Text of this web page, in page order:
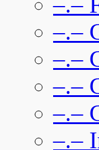
–.–
–.–
–.–
–.–
–.–